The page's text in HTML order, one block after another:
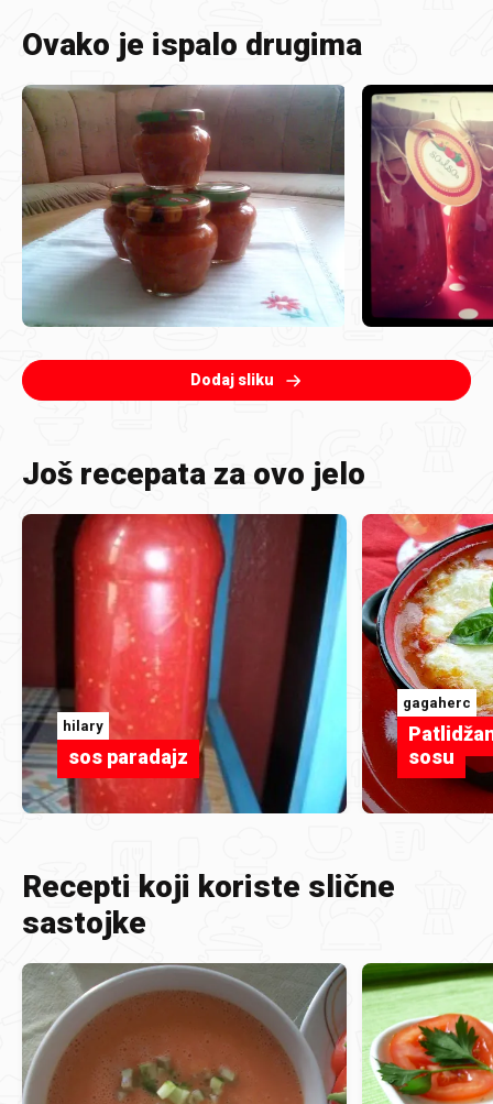
Ovako je ispalo drugima
Dodaj sliku
Još recepata za ovo jelo
hilary
sos paradajz
gagaherc
sosu
Recepti koji koriste slične
sastojke